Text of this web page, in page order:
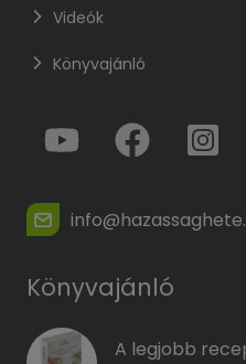
Videók
Könyvajánló
Könyvajánló
A legjobb